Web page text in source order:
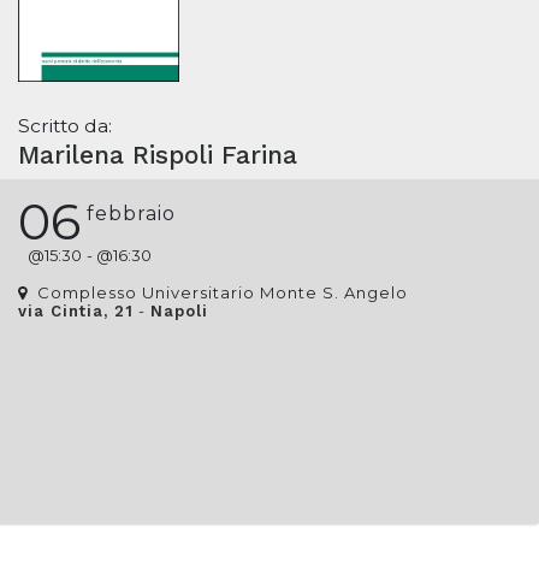
Scritto da:
Marilena Rispoli Farina
06 febbraio
@15:30 - @16:30
Complesso Universitario Monte S. Angelo
via Cintia, 21 - Napoli